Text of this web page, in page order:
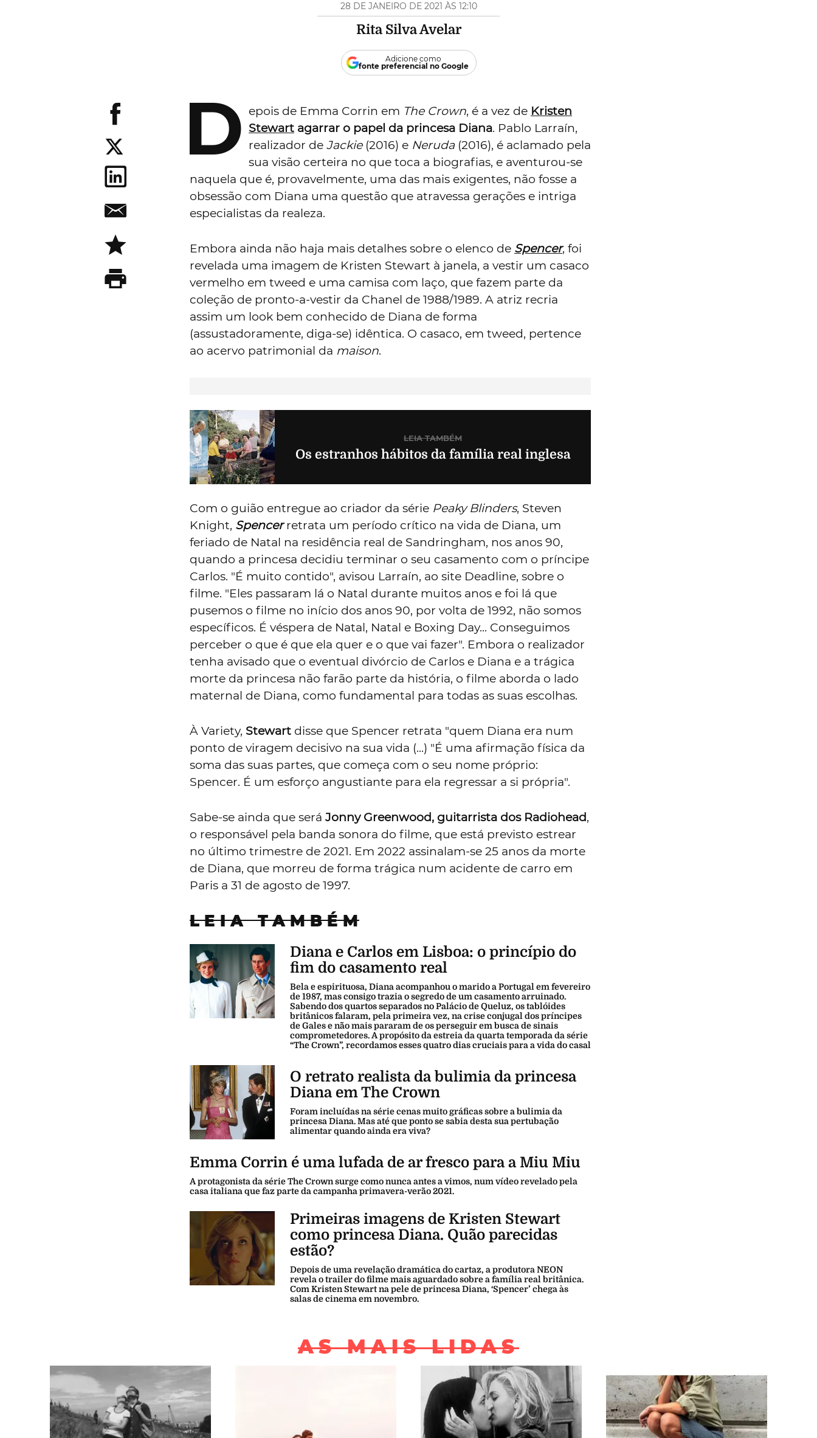
28 DE JANEIRO DE 2021 ÀS 12:10
Rita Silva Avelar
Adicione como
fonte preferencial no Google
D epois de Emma Corrin em The Crown, é a vez de Kristen
Stewart agarrar o papel da princesa Diana. Pablo Larraín,
realizador de Jackie(2016) e Neruda(2016), é aclamado pela
sua visão certeira no que toca a biografias, e aventurou-se
naquela que é, provavelmente, uma das mais exigentes, não fosse a
obsessão com Diana uma questão que atravessa gerações e intriga
especialistas da realeza.
Embora ainda não haja mais detalhes sobre o elenco de Spencer, foi
revelada uma imagem de Kristen Stewart à janela, a vestir um casaco
vermelho em tweed e uma camisa com laço, que fazem parte da
coleção de pronto-a-vestir da Chanel de 1988/1989. A atriz recria
assim um look bem conhecido de Diana de forma
(assustadoramente, diga-se) idêntica. O casaco, em tweed, pertence
ao acervo patrimonial da maison.
LEIA TAMBÉM
Os estranhos hábitos da família real inglesa
Com o guião entregue ao criador da série Peaky Blinders, Steven
Knight, Spencerretrata um período crítico na vida de Diana, um
feriado de Natal na residência real de Sandringham, nos anos 90,
quando a princesa decidiu terminar o seu casamento com o príncipe
Carlos. "É muito contido", avisou Larraín, ao site Deadline, sobre o
filme. "Eles passaram lá o Natal durante muitos anos e foi lá que
pusemos o filme no início dos anos 90, por volta de 1992, não somos
específicos. É véspera de Natal, Natal e Boxing Day... Conseguimos
perceber o que é que ela quer e o que vai fazer". Embora o realizador
tenha avisado que o eventual divórcio de Carlos e Diana e a trágica
morte da princesa não farão parte da história, o filme aborda o lado
maternal de Diana, como fundamental para todas as suas escolhas.
À Variety, Stewart disse que Spencer retrata "quem Diana era num
ponto de viragem decisivo na sua vida (...) "É uma afirmação física da
soma das suas partes, que começa com o seu nome próprio:
Spencer. É um esforço angustiante para ela regressar a si própria".
Sabe-se ainda que será Jonny Greenwood, guitarrista dos Radiohead,
o responsável pela banda sonora do filme, que está previsto estrear
no último trimestre de 2021. Em 2022 assinalam-se 25 anos da morte
de Diana, que morreu de forma trágica num acidente de carro em
Paris a 31 de agosto de 1997.
LEIA TAMBÉM
Diana e Carlos em Lisboa: o princípio do
fim do casamento real
Bela e espirituosa, Diana acompanhou o marido a Portugal em fevereiro
de 1987, mas consigo trazia o segredo de um casamento arruinado.
Sabendo dos quartos separados no Palácio de Queluz, os tablóides
britânicos falaram, pela primeira vez, na crise conjugal dos príncipes
de Gales e não mais pararam de os perseguir em busca de sinais
comprometedores. A propósito da estreia da quarta temporada da série
“The Crown”, recordamos esses quatro dias cruciais para a vida do casal
O retrato realista da bulimia da princesa
Diana em The Crown
Foram incluídas na série cenas muito gráficas sobre a bulimia da
princesa Diana. Mas até que ponto se sabia desta sua pertubação
alimentar quando ainda era viva?
Emma Corrin é uma lufada de ar fresco para a Miu Miu
A protagonista da série The Crown surge como nunca antes a vimos, num vídeo revelado pela
casa italiana que faz parte da campanha primavera-verão 2021.
Primeiras imagens de Kristen Stewart
como princesa Diana. Quão parecidas
estão?
Depois de uma revelação dramática do cartaz, a produtora NEON
revela o trailer do filme mais aguardado sobre a família real britânica.
Com Kristen Stewart na pele de princesa Diana, ‘Spencer’ chega às
salas de cinema em novembro.
AS MAIS LIDAS